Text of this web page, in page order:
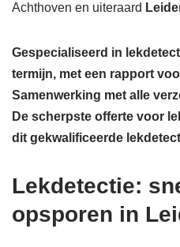
Achthoven en uiteraard
Gespecialiseerd in
termijn, met een rapport
Samenwerking met alle
De scherpste offerte voor
dit gekwalificeerde
Lekdetectie:
opsporen in